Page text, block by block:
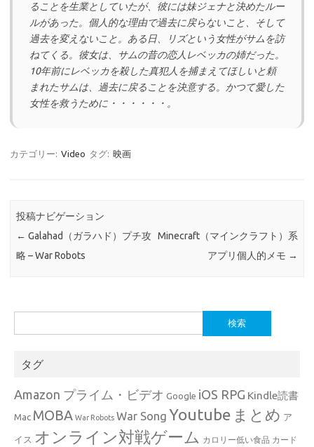
ることを生業としていたが、彼には妹ジェナと決めたルー
ルがあった。個人的な理由で過去に戻らないこと、そして
過去を変えないこと。ある日、リズという女性がサムを訪
ねてくる。彼女は、サムの昔の恋人レベッカの姉だった。
10年前にレベッカを殺した真犯人を捕まえてほしいと頼
まれたサムは、過去に戻ることを決意する。かつて愛した
女性を救うために・・・・・・。
カテゴリー: Video タグ: 映画
投稿ナビゲーション
← Galahad（ガラハド）プチ攻
略 – War Robots
Minecraft（マインクラフト）系
アプリ個人的メモ →
索:
タグ
Amazon プライム・ビデオ Google iOS RPG Kindle読書
Mac MOBA War Robots War Song Youtube まとめ ア
イス オンライン対戦ゲーム カロリー低い食品 カード